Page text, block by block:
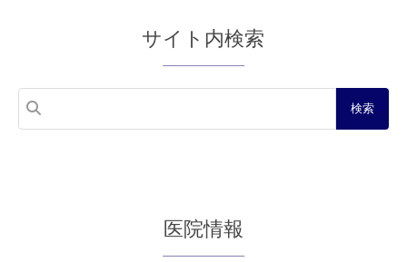
サイト内検索
医院情報